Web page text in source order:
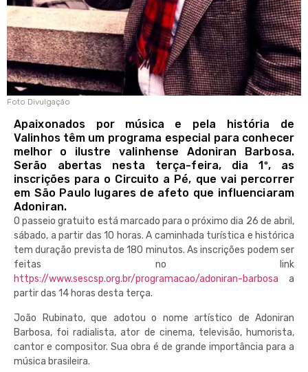
Foto Divulgação
Apaixonados por música e pela história de
Valinhos têm um programa especial para conhecer
melhor o ilustre valinhense Adoniran Barbosa.
Serão abertas nesta terça-feira, dia 1º, as
inscrições para o Circuito a Pé, que vai percorrer
em São Paulo lugares de afeto que influenciaram
Adoniran.
O passeio gratuito está marcado para o próximo dia 26 de abril,
sábado, a partir das 10 horas. A caminhada turística e histórica
tem duração prevista de 180 minutos. As inscrições podem ser
feitas no link
https://www.sescsp.org.br/programacao/adoniran-barbosa a
partir das 14 horas desta terça.
João Rubinato, que adotou o nome artístico de Adoniran
Barbosa, foi radialista, ator de cinema, televisão, humorista,
cantor e compositor. Sua obra é de grande importância para a
música brasileira.